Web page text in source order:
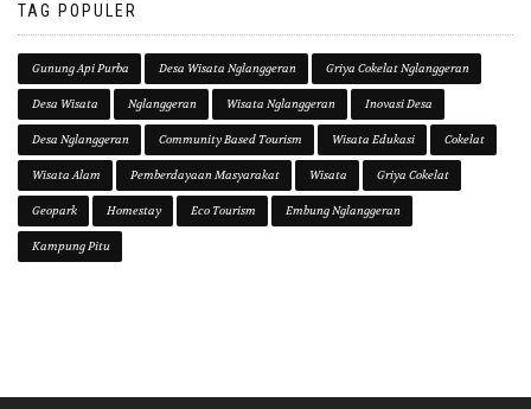
TAG POPULER
Gunung Api Purba Desa Wisata Nglanggeran Griya Cokelat Nglanggeran
Desa Wisata Nglanggeran Wisata Nglanggeran Inovasi Desa
Desa Nglanggeran Community Based Tourism Wisata Edukasi Cokelat
Wisata Alam Pemberdayaan Masyarakat Wisata Griya Cokelat
Geopark Homestay Eco Tourism Embung Nglanggeran
Kampung Pitu